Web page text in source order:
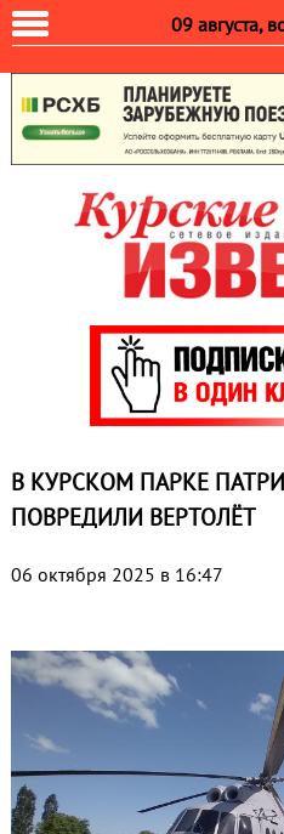
09 августа,
В КУРСКОМ ПАРКЕ
ПОВРЕДИЛИ ВЕРТОЛЁТ
06 октября 2025 в 16:47